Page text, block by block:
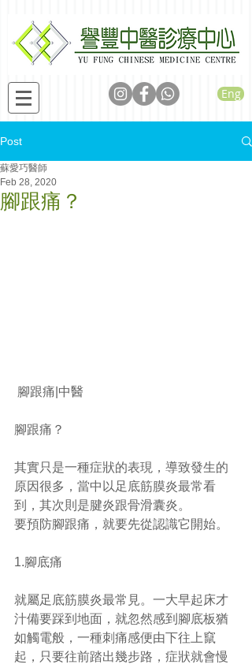
Eng
Post
腳跟痛？
蘇愛巧醫師
Feb 28, 2020
腳跟痛|中醫
腳跟痛？
其實只是一種症狀的表現，導致發生的
原因很多，當中以足底筋膜炎最常看
到，其次則是腱炎跟骨滑囊炎。
要預防腳跟痛，就要先從認識它開始。
1.腳底痛
就屬足底筋膜炎最常見。一大早起床才
汁備要踩到地面，就忽然感到腳底板猶
如觸電般，一種刺痛感便由下往上竄
起，只要往前踏出幾步路，症狀就會慢